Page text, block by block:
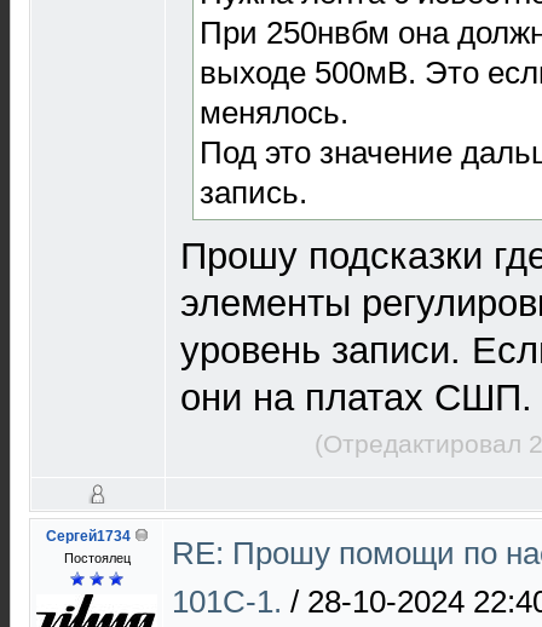
При 250нвбм она
выходе 500мВ. Это
менялось.
Под это значение
запись.
Прошу подсказки
элементы
уровень записи.
они на платах СШП.
(Отредактировал
Сергей1734
Постоялец
RE: Прошу помощи по
101С-1. / 28-10-2024